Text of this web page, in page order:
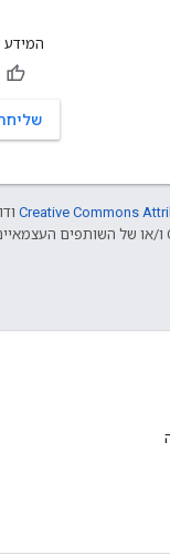
המידע
Creative Commons